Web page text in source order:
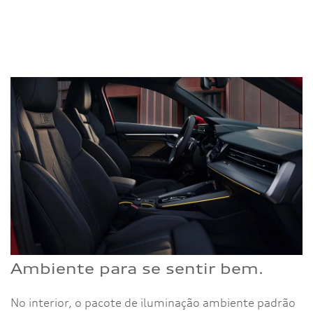
Ambiente para se sentir bem.
No interior, o pacote de iluminação ambiente padrão